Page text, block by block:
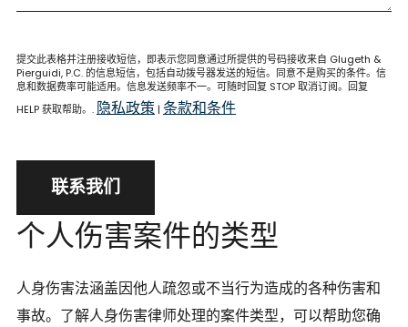
提交此表格并注册接收短信，即表示您同意通过所提供的号码接收来自 Glugeth &
Pierguidi, P.C. 的信息短信，包括自动拨号器发送的短信。同意不是购买的条件。信
息和数据费率可能适用。信息发送频率不一。可随时回复 STOP 取消订阅。回复
HELP 获取帮助。. 隐私政策 | 条款和条件
联系我们
个人伤害案件的类型
人身伤害法涵盖因他人疏忽或不当行为造成的各种伤害和
事故。了解人身伤害律师处理的案件类型，可以帮助您确